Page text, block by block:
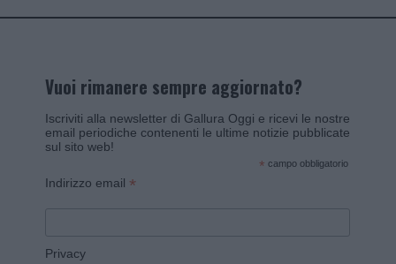
Vuoi rimanere sempre aggiornato?
Iscriviti alla newsletter di Gallura Oggi e ricevi le nostre
email periodiche contenenti le ultime notizie pubblicate
sul sito web!
* campo obbligatorio
Indirizzo email *
Privacy